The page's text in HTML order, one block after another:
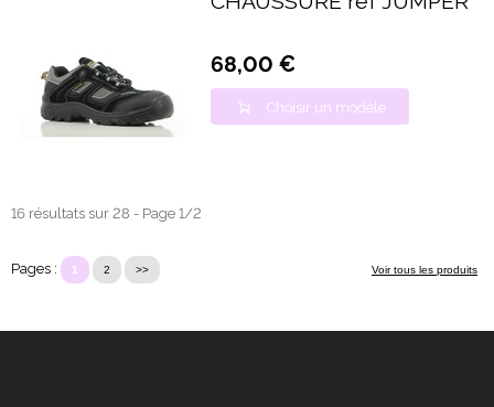
68,00 €
Choisir un modèle
16 résultats sur 28 - Page 1/2
Pages : 1 2 >> Voir tous les produits